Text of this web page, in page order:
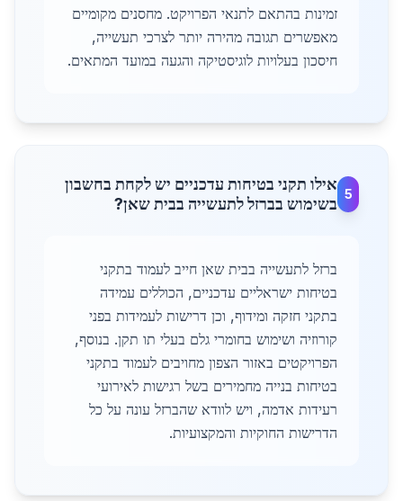
זמינות בהתאם לתנאי הפרויקט. מחסנים מקומיים
מאפשרים תגובה מהירה יותר לצרכי תעשייה,
חיסכון בעלויות לוגיסטיקה והגעה במועד המתאים.
5
אילו תקני בטיחות עדכניים יש לקחת בחשבון
בשימוש בברזל לתעשייה בבית שאן?
ברזל לתעשייה בבית שאן חייב לעמוד בתקני
בטיחות ישראליים עדכניים, הכוללים עמידה
בתקני חזקה ומידוף, וכן דרישות לעמידות בפני
קורוזיה ושימוש בחומרי גלם בעלי תו תקן. בנוסף,
הפרויקטים באזור הצפון מחויבים לעמוד בתקני
בטיחות בנייה מחמירים בשל רגישות לאירועי
רעידות אדמה, ויש לוודא שהברזל עונה על כל
הדרישות החוקיות והמקצועיות.